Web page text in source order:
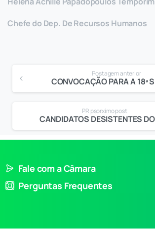
Chefe do Dep. De Recursos Humanos
Postagem anterior
PR psorximo post
Fale com a Câmara
Perguntas Frequentes